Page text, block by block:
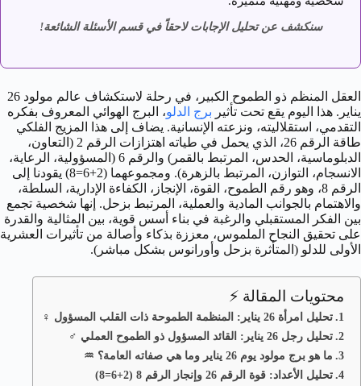
سنكشف عن تحليل الإجابات لاحقاً في قسم الأسئلة الشائعة!
العقل المنظم ذو الطموح الكبير، في رحلة لاستكشاف عالم مولود 26
يناير. هذا اليوم يقع تحت تأثير برج الدلو، البرج الهوائي المعروف بفكره
التقدمي، استقلاليته، ونزعته الإنسانية. يضاف إلى هذا المزيج الفلكي
طاقة الرقم 26، الذي يحمل في طياته اهتزازات الرقم 2 (التعاون،
الدبلوماسية، الحدس، المرتبط بالقمر) والرقم 6 (المسؤولية، الرعاية،
الانسجام، التوازن، المرتبط بالزهرة). ومجموعهما (2+6=8) يقودنا إلى
الرقم 8، وهو رقم الطموح، القوة، الإنجاز، الكفاءة الإدارية، السلطة،
والاهتمام بالجوانب المادية والعملية، المرتبط بزحل. إنها شخصية تجمع
بين الفكر المستقبلي والرغبة في بناء أسس قوية، بين المثالية والقدرة
على تحقيق النجاح الملموس، معززة بذكاء وأصالة من تأثيرات العشرية
الأولى للدلو (المتأثرة بزحل وأورانوس بشكل مباشر).
محتويات المقالة ⚡
تحليل امرأة 26 يناير: المنظمة الطموحة ذات القلب المسؤول ♀️
تحليل رجل 26 يناير: القائد المسؤول ذو الطموح العملي ♂️
ما هو برج مولود يوم 26 يناير وما هي صفاته العامة؟ ♒️
تحليل الأعداد: قوة الرقم 26 وإنجاز الرقم 8 (2+6=8)